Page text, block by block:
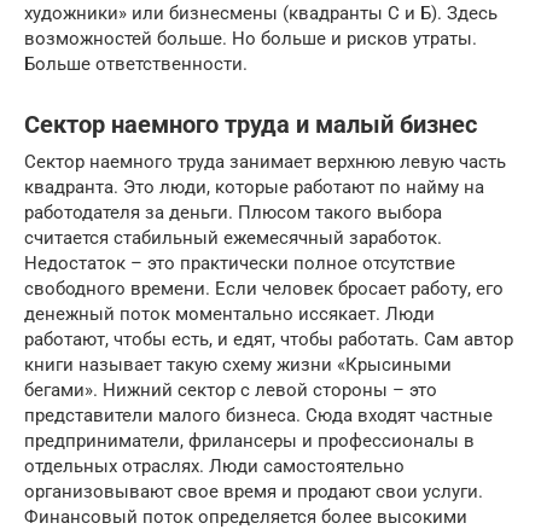
художники» или бизнесмены (квадранты С и Б). Здесь
возможностей больше. Но больше и рисков утраты.
Больше ответственности.
Сектор наемного труда и малый бизнес
Сектор наемного труда занимает верхнюю левую часть
квадранта. Это люди, которые работают по найму на
работодателя за деньги. Плюсом такого выбора
считается стабильный ежемесячный заработок.
Недостаток – это практически полное отсутствие
свободного времени. Если человек бросает работу, его
денежный поток моментально иссякает. Люди
работают, чтобы есть, и едят, чтобы работать. Сам автор
книги называет такую схему жизни «Крысиными
бегами». Нижний сектор с левой стороны – это
представители малого бизнеса. Сюда входят частные
предприниматели, фрилансеры и профессионалы в
отдельных отраслях. Люди самостоятельно
организовывают свое время и продают свои услуги.
Финансовый поток определяется более высокими